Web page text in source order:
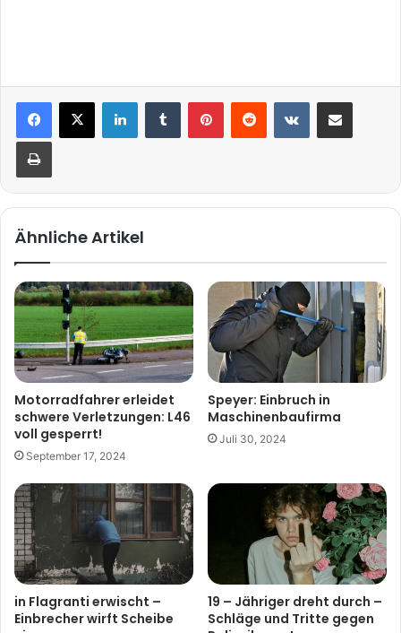
LinkedInTumblr PinterestReddit VKontakteTeile per E-Mail
Drucken
Ähnliche Artikel
Motorradfahrer erleidet
schwere Verletzungen: L46
voll gesperrt!
September 17, 2024
Speyer: Einbruch in
Maschinenbaufirma
Juli 30, 2024
in Flagranti erwischt –
Einbrecher wirft Scheibe
19 – Jähriger dreht durch –
Schläge und Tritte gegen